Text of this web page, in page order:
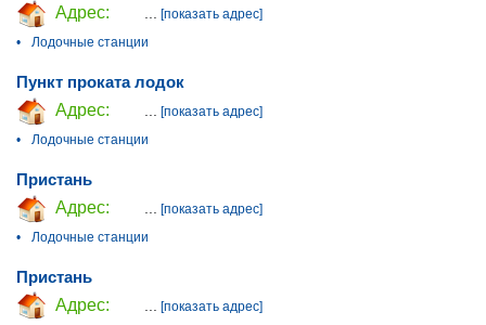
Адрес:
... [показать адрес]
•
Лодочные станции
Пункт проката лодок
Адрес:
[показать адрес]
•
Лодочные станции
Пристань
Адрес:
[показать адрес]
•
Лодочные станции
Пристань
Адрес:
[показать адрес]